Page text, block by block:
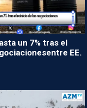
un 7% tras el
EE.